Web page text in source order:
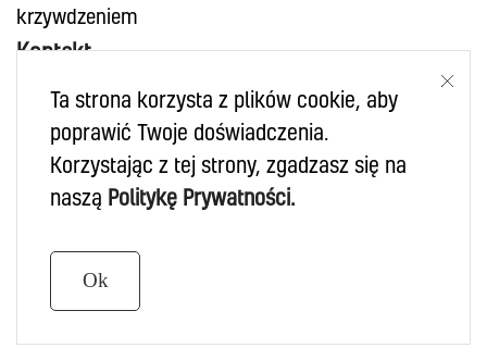
Ta strona korzysta z plików cookie, aby
poprawić Twoje doświadczenia.
Korzystając z tej strony, zgadzasz się na
naszą Politykę Prywatności.
Ok
krzywdzeniem
Kontakt
+48 502 229 023
kontakt.revelka.bialystok@gmail.com
Copyright ©
Wszelkie prawa zastrzeżone